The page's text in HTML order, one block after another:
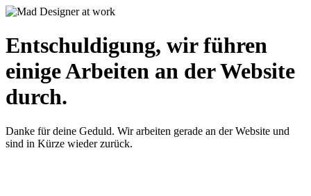
Entschuldigung, wir führen
einige Arbeiten an der Website
durch.
Danke für deine Geduld. Wir arbeiten gerade an der Website und
sind in Kürze wieder zurück.